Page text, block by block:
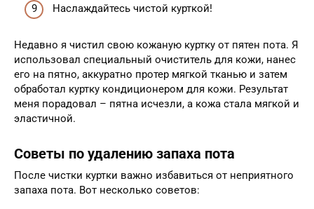
Наслаждайтесь чистой курткой!
Недавно я чистил свою кожаную куртку от пятен пота. Я
использовал специальный очиститель для кожи, нанес
его на пятно, аккуратно протер мягкой тканью и затем
обработал куртку кондиционером для кожи. Результат
меня порадовал – пятна исчезли, а кожа стала мягкой и
эластичной.
Советы по удалению запаха пота
После чистки куртки важно избавиться от неприятного
запаха пота. Вот несколько советов: